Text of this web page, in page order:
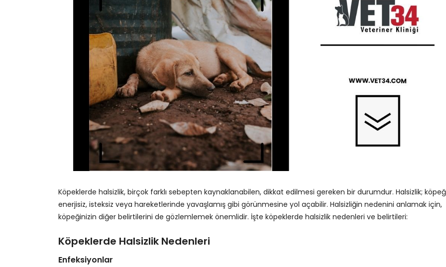
Köpeklerde halsizlik, birçok farklı sebepten kaynaklanabilen, dikkat edilmesi gereken bir durumdur. Halsizlik;
enerjisiz, isteksiz veya hareketlerinde yavaşlamış gibi görünmesine yol açabilir. Halsizliğin nedenini anlamak için,
köpeğinizin diğer belirtilerini de gözlemlemek önemlidir. İşte köpeklerde halsizlik nedenleri ve belirtileri:
Köpeklerde Halsizlik Nedenleri
Enfeksiyonlar